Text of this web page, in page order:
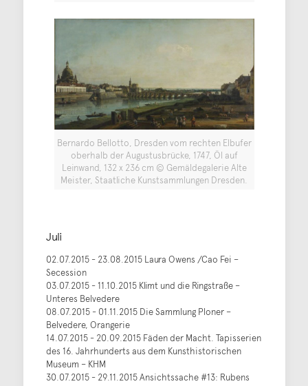
Bernardo Bellotto, Dresden vom rechten Elbufer
oberhalb der Augustusbrücke, 1747, Öl auf
Leinwand, 132 x 236 cm © Gemäldegalerie Alte
Meister, Staatliche Kunstsammlungen Dresden.
Juli
02.07.2015 - 23.08.2015 Laura Owens /Cao Fei –
Secession
03.07.2015 - 11.10.2015 Klimt und die Ringstraße –
Unteres Belvedere
08.07.2015 - 01.11.2015 Die Sammlung Ploner –
Belvedere, Orangerie
14.07.2015 - 20.09.2015 Fäden der Macht. Tapisserien
des 16. Jahrhunderts aus dem Kunsthistorischen
Museum – KHM
30.07.2015 - 29.11.2015 Ansichtssache #13: Rubens